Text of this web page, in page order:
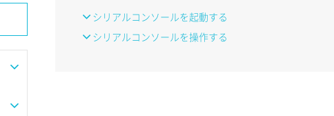
シリアルコンソールを起動する
シリアルコンソールを操作する